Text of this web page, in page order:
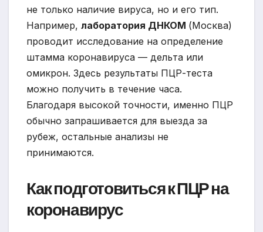
не только наличие вируса, но и его тип.
Например, лаборатория ДНКОМ (Москва)
проводит исследование на определение
штамма коронавируса — дельта или
омикрон. Здесь результаты ПЦР-теста
можно получить в течение часа.
Благодаря высокой точности, именно ПЦР
обычно запрашивается для выезда за
рубеж, остальные анализы не
принимаются.
Как подготовиться к ПЦР на
коронавирус